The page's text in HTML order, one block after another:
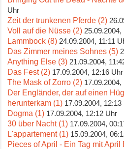
Uhr
Zeit der trunkenen Pferde (2)
Voll auf die Nüsse (2) 25.09.2004,
Lammbock (8) 24.09.2004, 11:11
Das Zimmer meines Sohnes (5)
Anything Else (3) 21.09.2004,
Das Fest (2) 17.09.2004, 12:16 Uhr
The Mask of Zorro (2) 17.09.2004,
Der Engländer, der auf einen
herunterkam (1) 17.09.2004, 12:13
Dogma (1) 17.09.2004, 12:12 Uhr
30 über Nacht (1) 17.09.2004,
L'appartement (1) 15.09.2004,
Pieces of April - Ein Tag mit April